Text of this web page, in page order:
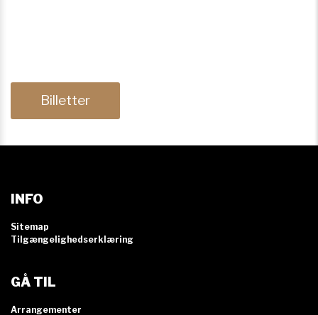
Billetter
INFO
Sitemap
Tilgængelighedserklæring
GÅ TIL
Arrangementer